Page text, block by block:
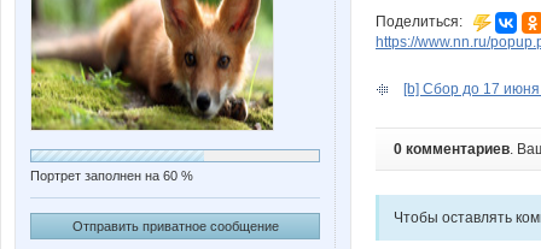
Портрет заполнен на 60 %
Отправить приватное сообщение
Поделиться:
https://www.nn.ru/
[b] Сбор до 17
0 комментариев.
Чтобы оставлять